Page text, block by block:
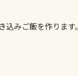
みご飯を作ります。